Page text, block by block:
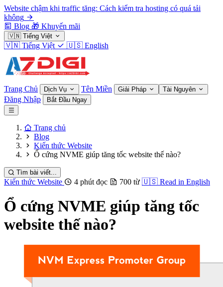
Website chậm khi traffic tăng: Cách kiểm tra hosting có quá tải
không
Blog 🎁 Khuyến mãi
🇻🇳 Tiếng Việt
🇻🇳 Tiếng Việt 🇺🇸 English
Trang Chủ Dịch Vụ Tên Miền Giải Pháp Tài Nguyên
Đăng Nhập Bắt Đầu Ngay
Trang chủ
Blog
Kiến thức Website
Ổ cứng NVME giúp tăng tốc website thế nào?
Tìm bài viết...
Kiến thức Website 4 phút đọc 700 từ 🇺🇸 Read in English
Ổ cứng NVME giúp tăng tốc
website thế nào?